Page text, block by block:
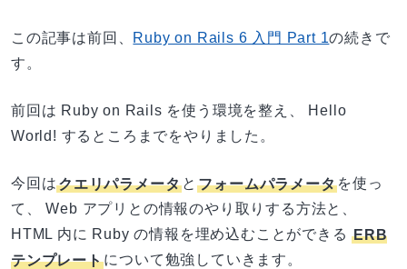
この記事は前回、 Ruby on Rails 6 入門 Part 1の続きで
す。
前回は Ruby on Rails を使う環境を整え、 Hello
World! するところまでをやりました。
今回はクエリパラメータ と フォームパラメータを使っ
て、 Web アプリとの情報のやり取りする方法と、
HTML 内に Ruby の情報を埋め込むことができるERB
テンプレートについて勉強していきます。